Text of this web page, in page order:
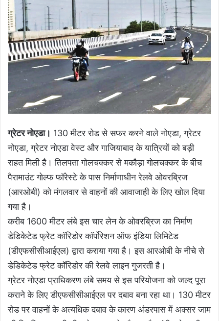
ग्रेटर नोएडा। 130 मीटर रोड से सफर करने वाले नोएडा, ग्रेटर
नोएडा, ग्रेटर नोएडा वेस्ट और गाजियाबाद के यात्रियों को बड़ी
राहत मिली है। तिलपता गोलचक्कर से मकौड़ा गोलचक्कर के बीच
पैरामाउंट गोल्फ फॉरेस्टे के पास निर्माणाधीन रेलवे ओवरब्रिज
(आरओबी) को मंगलवार से वाहनों की आवाजाही के लिए खोल दिया
गया है।
करीब 1600 मीटर लंबे इस चार लेन के ओवरब्रिज का निर्माण
डेडिकेटेड फ्रेट कॉरिडोर कॉर्पोरेशन ऑफ इंडिया लिमिटेड
(डीएफसीसीआईएल) द्वारा कराया गया है। इस आरओबी के नीचे से
डेडिकेटेड फ्रेट कॉरिडोर की रेलवे लाइन गुजरती है।
ग्रेटर नोएडा प्राधिकरण लंबे समय से इस परियोजना को जल्द पूरा
कराने के लिए डीएफसीसीआईएल पर दबाव बना रहा था। 130 मीटर
रोड पर वाहनों के अत्यधिक दबाव के कारण अंडरपास में अक्सर जाम